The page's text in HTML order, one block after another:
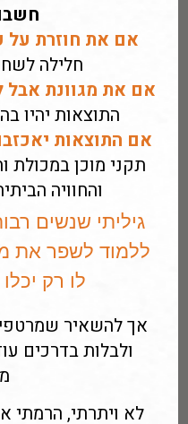
אם את חוזרת על
חלילה
אם את מגוונת
התוצאות יהיו
אם התוצאות
תקני מוכן במכולת
והחוויה
גיליתי שנשים
ללמוד לשפר את
לו רק
אך להשאיר
ולבלות בדרכים
לא ויתרתי, הרמתי